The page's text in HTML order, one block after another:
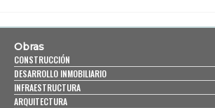
Obras
CONSTRUCCIÓN
DESARROLLO INMOBILIARIO
INFRAESTRUCTURA
ARQUITECTURA